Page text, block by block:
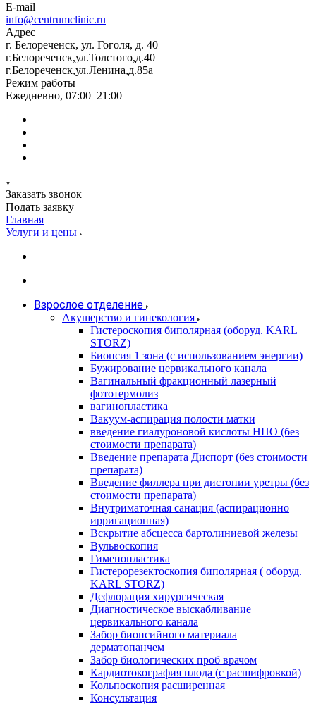
E-mail
info@centrumclinic.ru
Адрес
г. Белореченск, ул. Гоголя, д. 40
г.Белореченск,ул.Толстого,д.40
г.Белореченск,ул.Ленина,д.85а
Режим работы
Ежедневно, 07:00–21:00
Заказать звонок
Подать заявку
Главная
Услуги и цены
Взрослое отделение
Акушерство и гинекология
Гистероскопия биполярная (оборуд. KARL
STORZ)
Биопсия 1 зона (с использованием энергии)
Бужирование цервикального канала
Вагинальный фракционный лазерный
фототермолиз
вагинопластика
Вакуум-аспирация полости матки
введение гиалуроновой кислоты НПО (без
стоимости препарата)
Введение препарата Диспорт (без стоимости
препарата)
Введение филлера при дистопии уретры (без
стоимости препарата)
Внутриматочная санация (аспирационно
ирригационная)
Вскрытие абсцесса бартолиниевой железы
Вульвоскопия
Гименопластика
Гистерорезектоскопия биполярная ( оборуд.
KARL STORZ)
Дефлорация хирургическая
Диагностическое выскабливание
цервикального канала
Забор биопсийного материала
дерматопанчем
Забор биологических проб врачом
Кардиотокография плода (с расшифровкой)
Кольпоскопия расширенная
Консультация